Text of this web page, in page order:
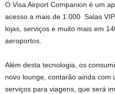
O Visa Airport Companion é um
acesso a mais de 1.000 Salas
lojas, serviços e muito mais em
aeroportos.
Além desta tecnologia, os
novo lounge, contarão ainda com
serviços para viagens, que será